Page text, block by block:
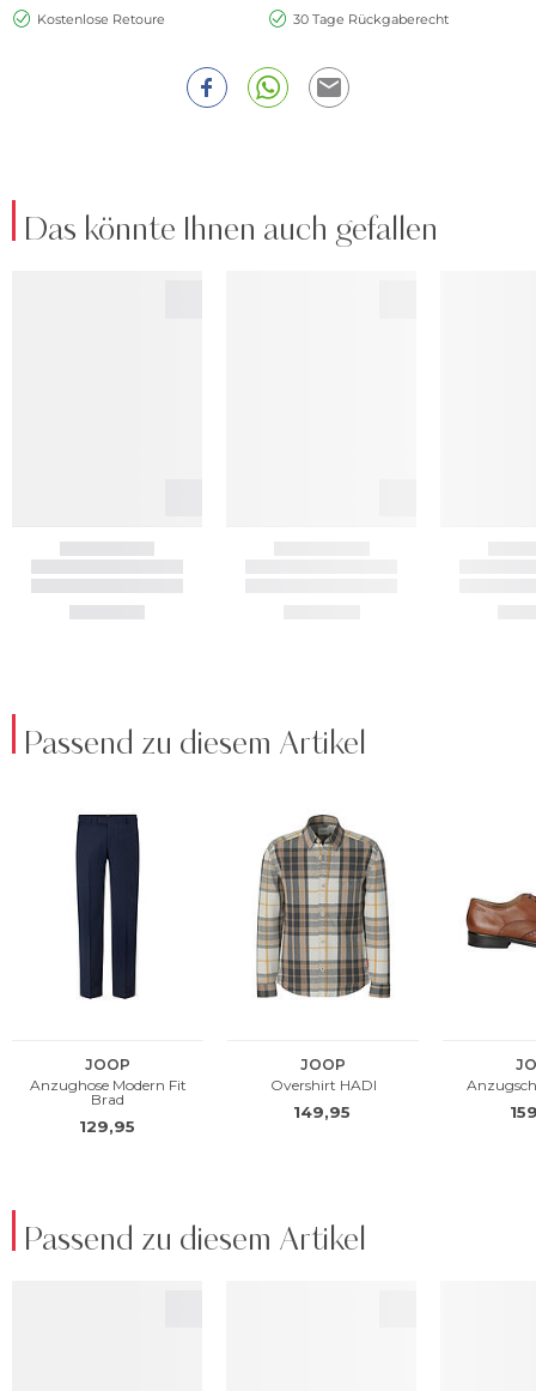
Kostenlose Retoure
30 Tage Rückgaberecht
Das könnte Ihnen auch gefallen
Passend zu diesem Artikel
Passend zu diesem Artikel